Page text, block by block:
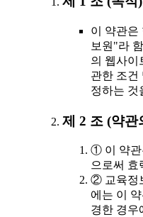
이 약관은
보원"라
의 웹사이
관한 조건
정하는 것
제 2 조 (약관
① 이 약관
으로써 효
② 교육정
에는 이
경한 경우